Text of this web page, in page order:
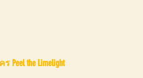
the Limelight